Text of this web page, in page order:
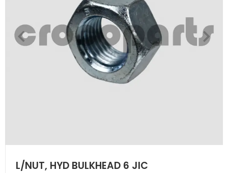
L/NUT, HYD BULKHEAD 6 JIC